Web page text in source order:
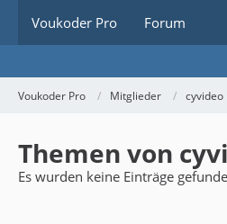
Voukoder Pro Forum
Voukoder Pro Mitglieder cyvideo
Themen von
Es wurden keine Einträge